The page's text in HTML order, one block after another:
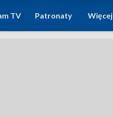
TV Patronaty Więcej